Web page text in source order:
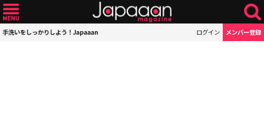
手洗いをしっかりしよう！Japaaan ログイン メンバー登録